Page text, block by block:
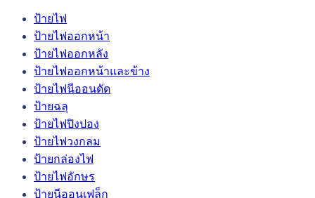
ป้ายไฟ
ป้ายไฟออกหน้า
ป้ายไฟออกหลัง
ป้ายไฟออกหน้าและข้าง
ป้ายไฟนีออนดัด
ป้ายฉลุ
ป้ายไฟปิงปอง
ป้ายไฟวงกลม
ป้ายกล่องไฟ
ป้ายไฟอักษร
ป้ายนีออนเฟล็ก